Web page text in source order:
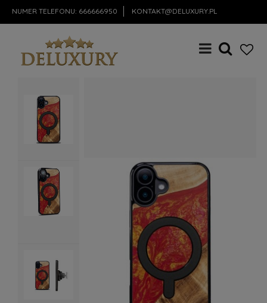
NUMER TELEFONU: 666666950 KONTAKT@DELUXURY.PL